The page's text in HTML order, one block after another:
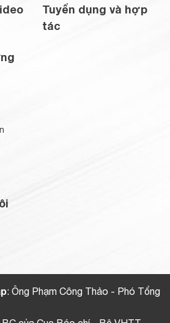
Tuyển dụng và hợp
tác
: Ông Phạm Công Thảo - Phó Tổng